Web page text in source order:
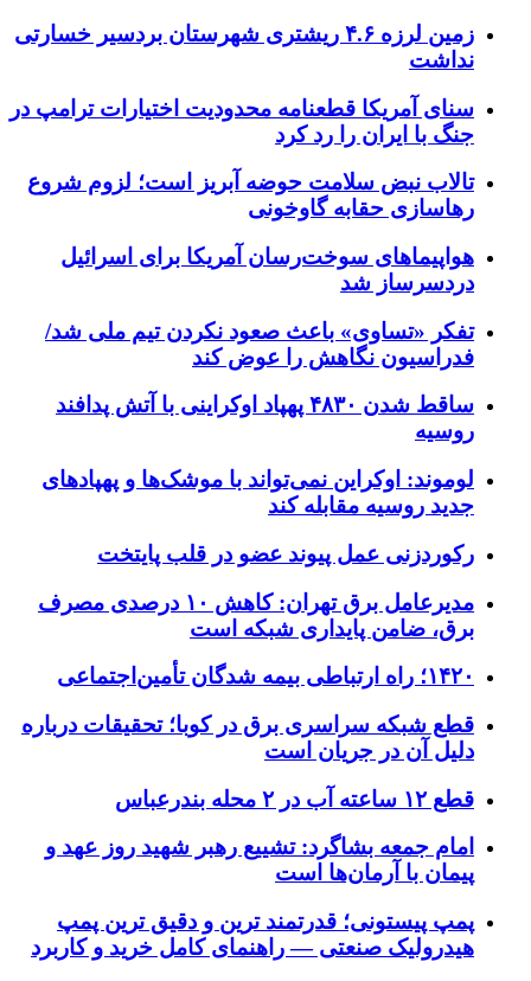
زمین لرزه ۴.۶ ریشتری شهرستان بردسیر خسارتی
نداشت
سنای آمریکا قطعنامه محدودیت اختیارات ترامپ در
جنگ با ایران را رد کرد
تالاب نبض سلامت حوضه آبریز است؛ لزوم شروع
رهاسازی حقابه گاوخونی
هواپیماهای سوخت‌رسان آمریکا برای اسرائیل
دردسرساز شد
تفکر «تساوی» باعث صعود نکردن تیم ملی شد/
فدراسیون نگاهش را عوض کند
ساقط شدن ۴۸۳۰ پهپاد اوکراینی با آتش پدافند
روسیه
لوموند: اوکراین نمی‌تواند با موشک‌ها و پهپادهای
جدید روسیه مقابله کند
رکوردزنی عمل پیوند عضو در قلب پایتخت
مدیرعامل برق تهران: کاهش ۱۰ درصدی مصرف
برق، ضامن پایداری شبکه است
۱۴۲۰؛ راه ارتباطی بیمه شدگان تأمین‌اجتماعی
قطع شبکه سراسری برق در کوبا؛ تحقیقات درباره
دلیل آن در جریان است
قطع ۱۲ ساعته آب در ۲ محله بندرعباس
امام جمعه بشاگرد: تشییع رهبر شهید روز عهد و
پیمان با آرمان‌ها است
پمپ پیستونی؛ قدرتمند ترین و دقیق‌ ترین پمپ
هیدرولیک صنعتی — راهنمای کامل خرید و کاربرد